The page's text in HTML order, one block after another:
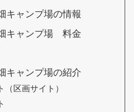
キャンプ場の情報
キャンプ場 料金
キャンプ場の紹介
（区画サイト）